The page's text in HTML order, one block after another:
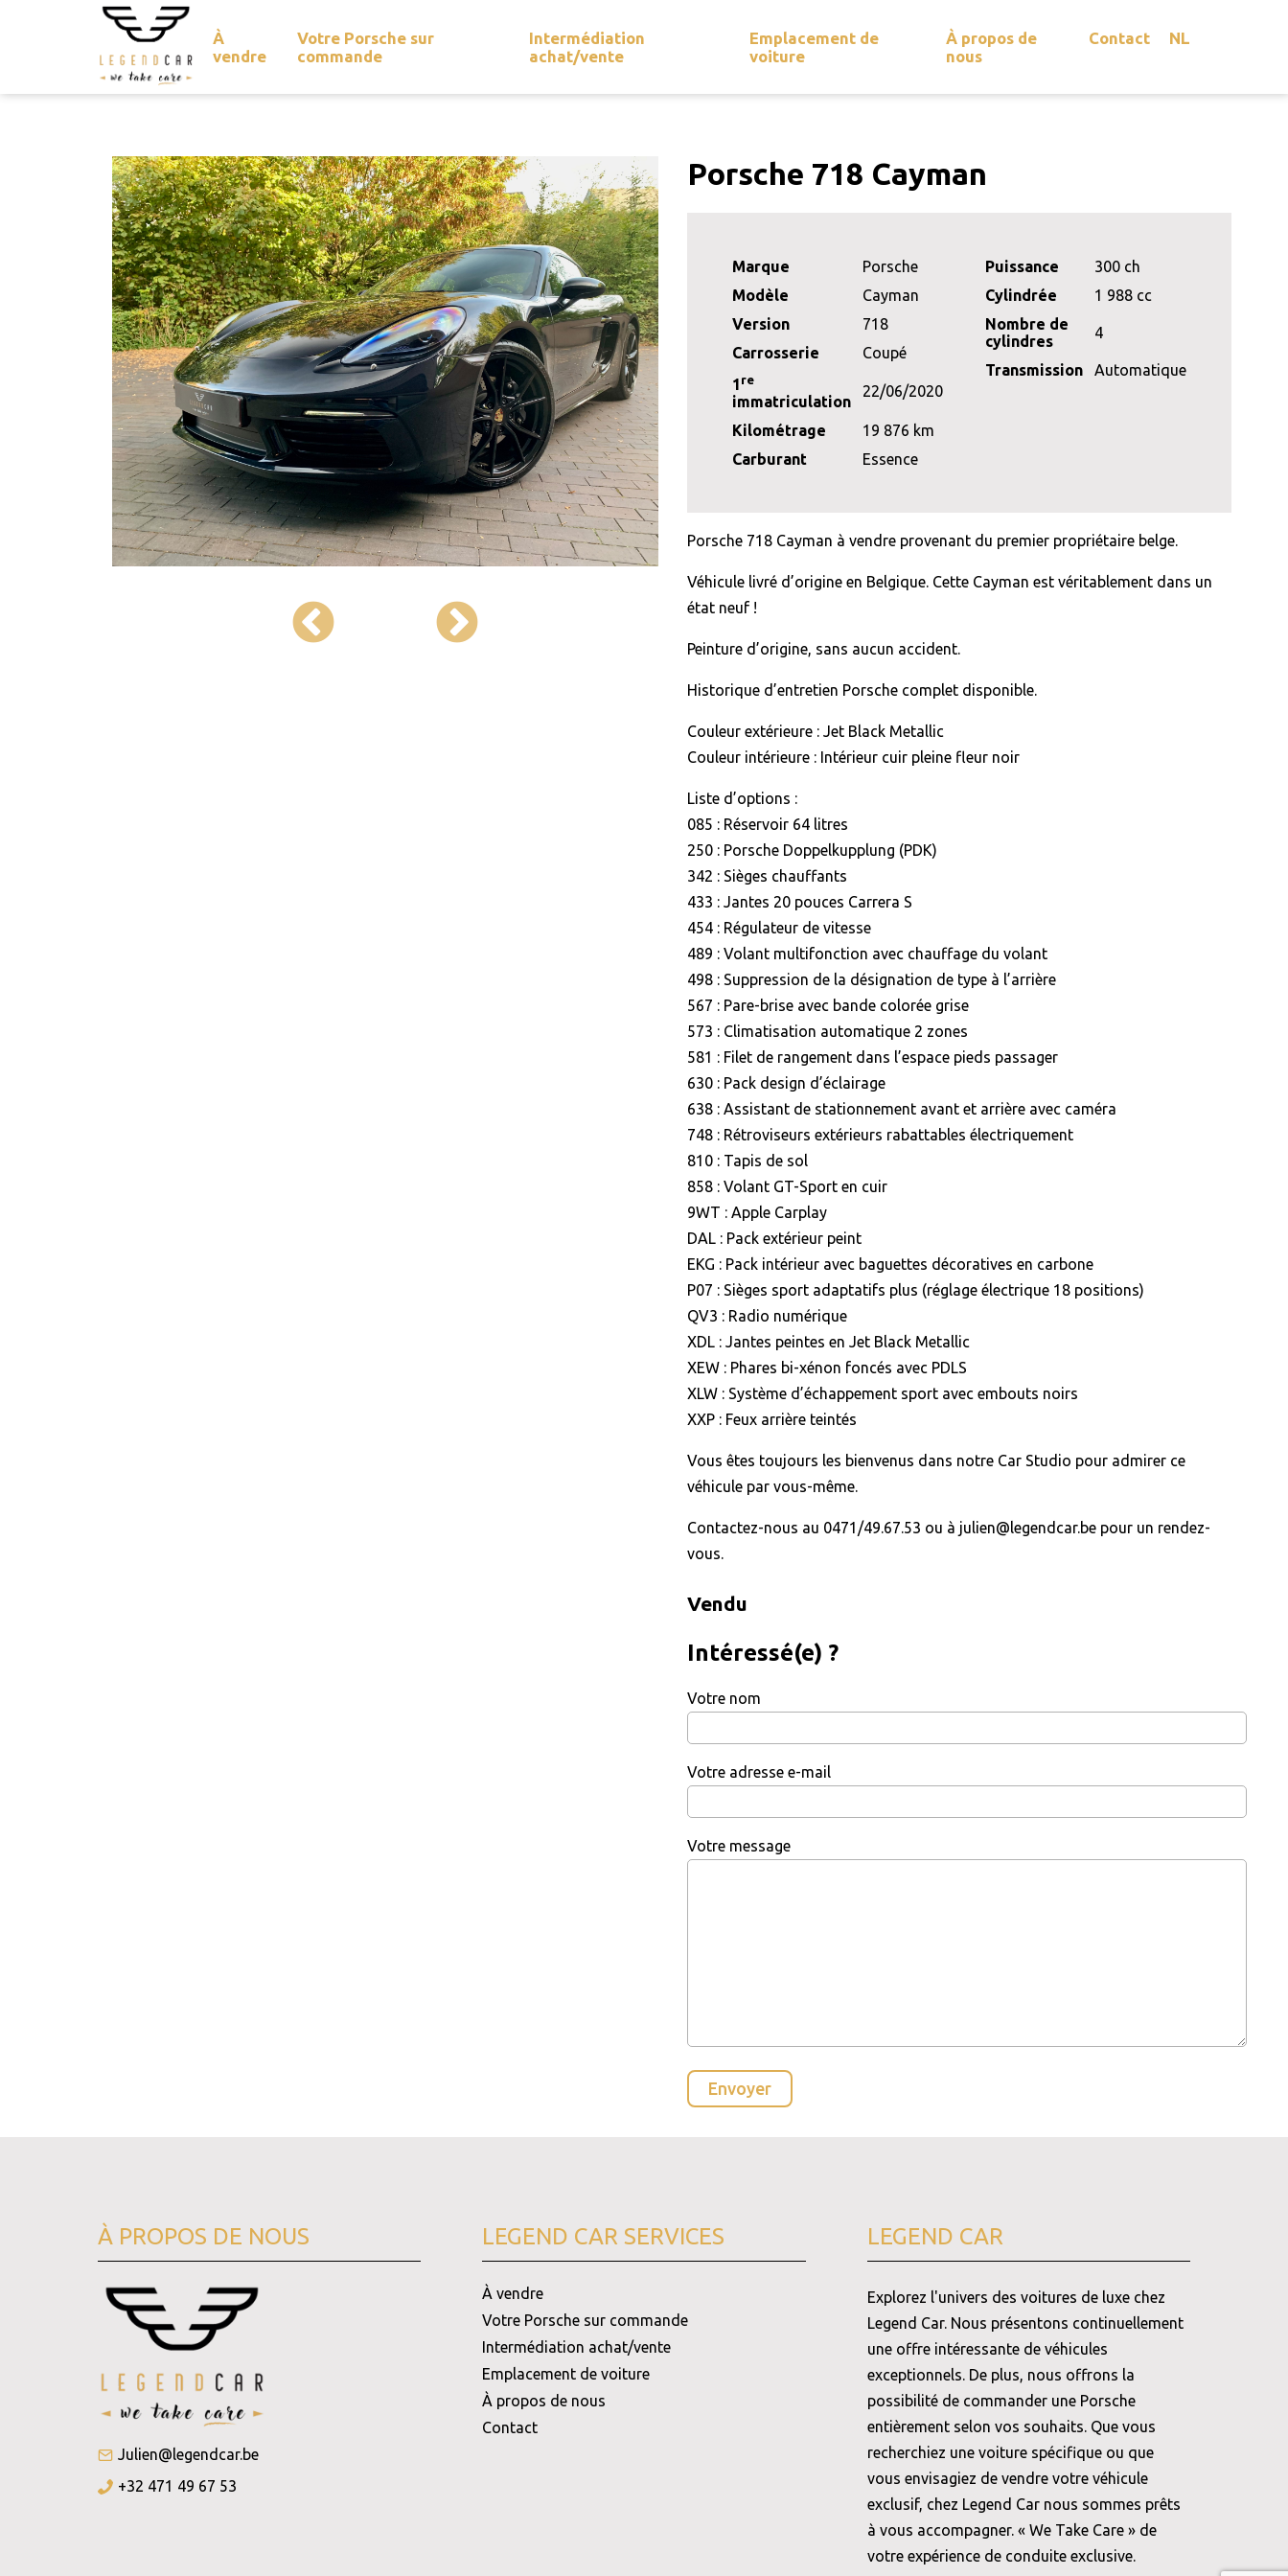
À
vendre
Votre Porsche sur
commande
Intermédiation
achat/vente
Emplacement de
voiture
À propos de
nous
Contact NL
Porsche 718 Cayman
Marque
Porsche
Modèle
Cayman
Version
718
Carrosserie
Coupé
1 re
immatriculation
22/06/2020
Kilométrage
19 876 km
Carburant
Essence
Puissance
300 ch
Cylindrée
1 988 cc
Nombre de
cylindres
4
Transmission Automatique
Porsche 718 Cayman à vendre provenant du premier propriétaire belge.
Véhicule livré d’origine en Belgique. Cette Cayman est véritablement dans un
état neuf !
Peinture d’origine, sans aucun accident.
Historique d’entretien Porsche complet disponible.
Couleur extérieure : Jet Black Metallic
Couleur intérieure : Intérieur cuir pleine fleur noir
Liste d’options :
085 : Réservoir 64 litres
250 : Porsche Doppelkupplung (PDK)
342 : Sièges chauffants
433 : Jantes 20 pouces Carrera S
454 : Régulateur de vitesse
489 : Volant multifonction avec chauffage du volant
498 : Suppression de la désignation de type à l’arrière
567 : Pare-brise avec bande colorée grise
573 : Climatisation automatique 2 zones
581 : Filet de rangement dans l’espace pieds passager
630 : Pack design d’éclairage
638 : Assistant de stationnement avant et arrière avec caméra
748 : Rétroviseurs extérieurs rabattables électriquement
810 : Tapis de sol
858 : Volant GT-Sport en cuir
9WT : Apple Carplay
DAL : Pack extérieur peint
EKG : Pack intérieur avec baguettes décoratives en carbone
P07 : Sièges sport adaptatifs plus (réglage électrique 18 positions)
QV3 : Radio numérique
XDL : Jantes peintes en Jet Black Metallic
XEW : Phares bi-xénon foncés avec PDLS
XLW : Système d’échappement sport avec embouts noirs
XXP : Feux arrière teintés
Vous êtes toujours les bienvenus dans notre Car Studio pour admirer ce
véhicule par vous-même.
Contactez-nous au 0471/49.67.53 ou à julien@legendcar.be pour un rendez-
vous.
Vendu
Intéressé(e) ?
Votre nom
Votre adresse e-mail
Votre message
À PROPOS DE NOUS
Julien@legendcar.be
+32 471 49 67 53
LEGEND CAR SERVICES
À vendre
Votre Porsche sur commande
Intermédiation achat/vente
Emplacement de voiture
À propos de nous
Contact
LEGEND CAR
Explorez l'univers des voitures de luxe chez
Legend Car. Nous présentons continuellement
une offre intéressante de véhicules
exceptionnels. De plus, nous offrons la
possibilité de commander une Porsche
entièrement selon vos souhaits. Que vous
recherchiez une voiture spécifique ou que
vous envisagiez de vendre votre véhicule
exclusif, chez Legend Car nous sommes prêts
à vous accompagner. « We Take Care » de
votre expérience de conduite exclusive.